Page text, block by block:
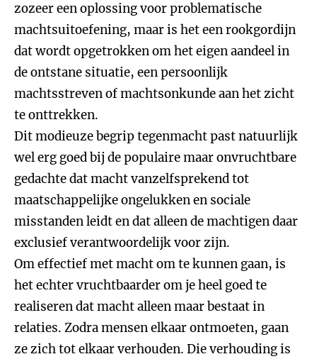
zozeer een oplossing voor problematische
machtsuitoefening, maar is het een rookgordijn
dat wordt opgetrokken om het eigen aandeel in
de ontstane situatie, een persoonlijk
machtsstreven of machtsonkunde aan het zicht
te onttrekken.
Dit modieuze begrip tegenmacht past natuurlijk
wel erg goed bij de populaire maar onvruchtbare
gedachte dat macht vanzelfsprekend tot
maatschappelijke ongelukken en sociale
misstanden leidt en dat alleen de machtigen daar
exclusief verantwoordelijk voor zijn.
Om effectief met macht om te kunnen gaan, is
het echter vruchtbaarder om je heel goed te
realiseren dat macht alleen maar bestaat in
relaties. Zodra mensen elkaar ontmoeten, gaan
ze zich tot elkaar verhouden. Die verhouding is